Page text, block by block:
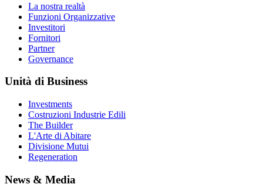
La nostra realtà
Funzioni Organizzative
Investitori
Fornitori
Partner
Governance
Unità di Business
Investments
Costruzioni Industrie Edili
The Builder
L'Arte di Abitare
Divisione Mutui
Regeneration
News & Media